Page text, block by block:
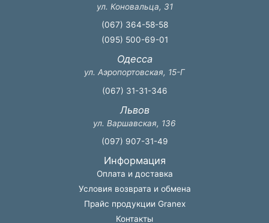
ул. Коновальца, 31
(067) 364-58-58
(095) 500-69-01
Одесса
ул. Аэропортовская, 15-Г
(067) 31-31-346
Львов
ул. Варшавская, 136
(097) 907-31-49
Информация
Оплата и доставка
Условия возврата и обмена
Прайс продукции Granex
Контакты